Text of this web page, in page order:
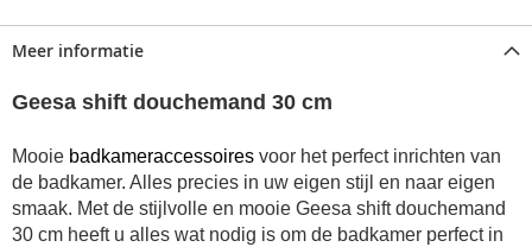
Meer informatie
Geesa shift douchemand 30 cm
Mooie badkameraccessoires voor het perfect inrichten van
de badkamer. Alles precies in uw eigen stijl en naar eigen
smaak. Met de stijlvolle en mooie Geesa shift douchemand
30 cm heeft u alles wat nodig is om de badkamer perfect in